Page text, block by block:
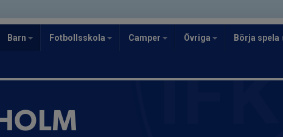
Barn Fotbollsskola Camper Övriga Börja spela